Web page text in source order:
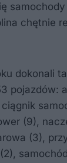
chętnie
dokonali
pojazdów:
(9),
(3),